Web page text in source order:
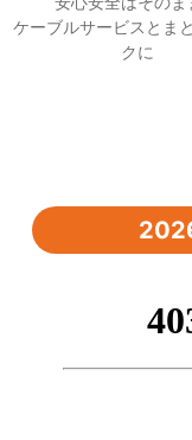
ケーブルサービスとま
クに